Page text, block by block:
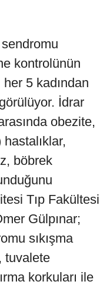
sendromu
kontrolünün
her 5 kadından
İdrar
obezite,
böbrek
Tıp Fakültesi
Gülpınar;
sıkışma
tuvalete
korkuları ile